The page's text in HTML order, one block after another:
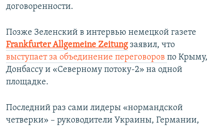
договоренности.
Позже Зеленский в интервью немецкой газете
Frankfurter Allgemeine Zeitungзаявил, что
выступает за объединение переговоров по Крыму,
Донбассу и «Северному потоку-2» на одной
площадке.
Последний раз сами лидеры «нормандской
четверки» – руководители Украины, Германии,